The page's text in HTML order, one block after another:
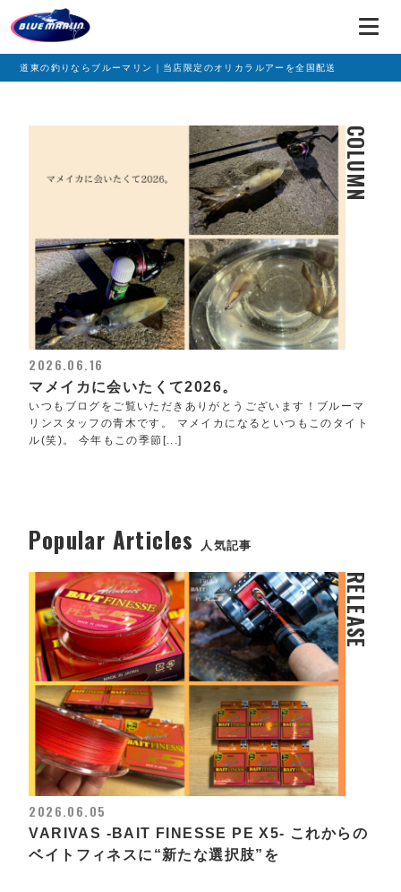
道東の釣りならブルーマリン｜当店限定のオリカラルアーを全国配送
COLUMN
2026.06.16
マメイカに会いたくて2026。
いつもブログをご覧いただきありがとうございます！ブルーマ
リンスタッフの青木です。 マメイカになるといつもこのタイト
ル(笑)。 今年もこの季節[...]
Popular Articles 人気記事
RELEASE
2026.06.05
VARIVAS -BAIT FINESSE PE X5- これからの
ベイトフィネスに“新たな選択肢”を